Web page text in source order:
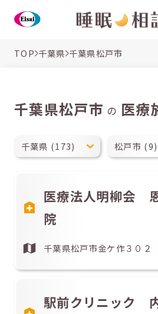
TOP 千葉県 千葉県松戸市
千葉県松戸市 の 医療
医療法人明柳会
院
千葉県松戸市金ケ作３０２
駅前クリニック